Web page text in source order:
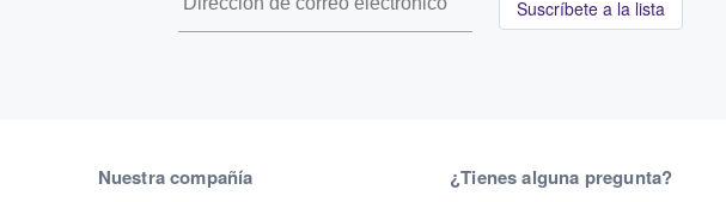
Suscríbete a la lista
Nuestra compañía ¿Tienes alguna pregunta?